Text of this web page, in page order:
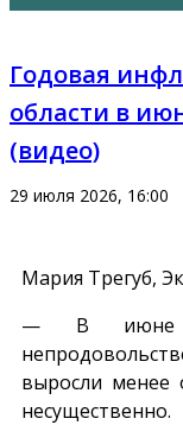
Годовая
области в
(видео)
29 июля 2026, 16:00
Мария Трегуб,
— В июне
выросли
несущественно.